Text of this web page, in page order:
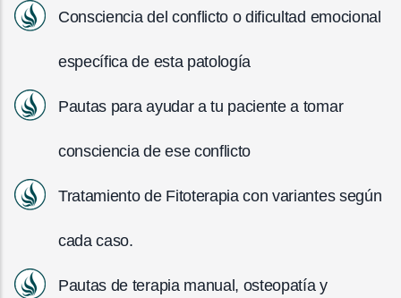
Consciencia del conflicto o dificultad emocional
específica de esta patología
Pautas para ayudar a tu paciente a tomar
consciencia de ese conflicto
Tratamiento de Fitoterapia con variantes según
cada caso.
Pautas de terapia manual, osteopatía y